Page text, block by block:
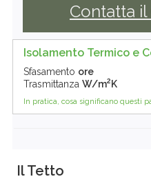
Contatta
Isolamento Termico e
Sfasamento ore
Trasmittanza W/m2 K
In pratica, cosa significano questi
Il Tetto